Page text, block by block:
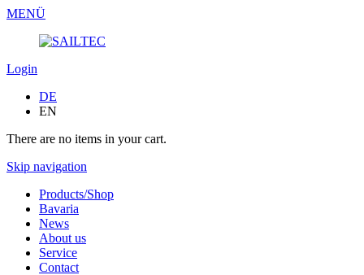
MENÜ
Login
DE
EN
There are no items in your cart.
Skip navigation
Products/Shop
Bavaria
News
About us
Service
Contact